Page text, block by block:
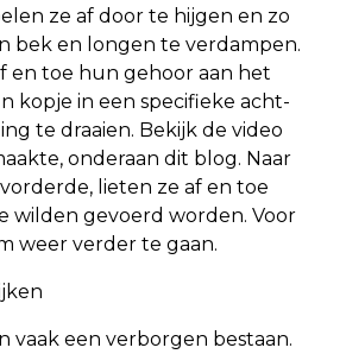
ze af door te hijgen en zo
bek en longen te verdampen.
en toe hun gehoor aan het
kopje in een specifieke acht-
te draaien. Bekijk de video
onderaan dit blog. Naar
lieten ze af en toe
wilden gevoerd worden. Voor
weer verder te gaan.
vaak een verborgen bestaan.